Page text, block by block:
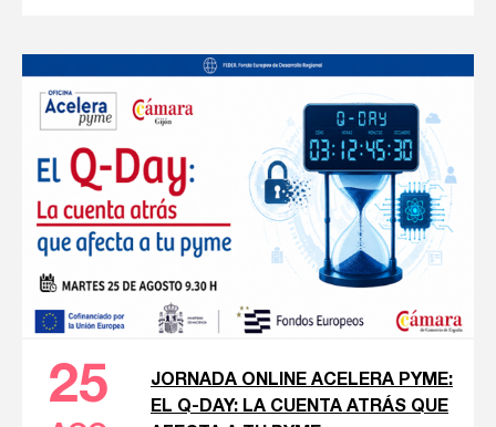
25
JORNADA ONLINE ACELERA PYME:
EL Q-DAY: LA CUENTA ATRÁS QUE